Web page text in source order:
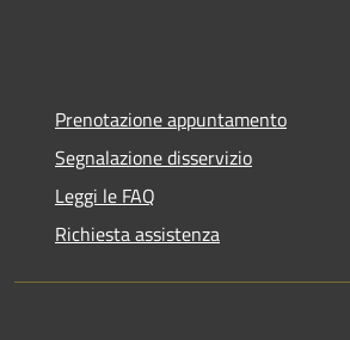
Prenotazione appuntamento
Segnalazione disservizio
Leggi le FAQ
Richiesta assistenza